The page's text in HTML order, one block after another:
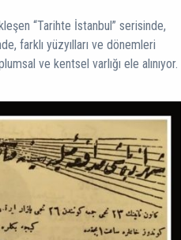
“Tarihte İstanbul” serisinde,
farklı yüzyılları ve dönemleri
ve kentsel varlığı ele alınıyor.